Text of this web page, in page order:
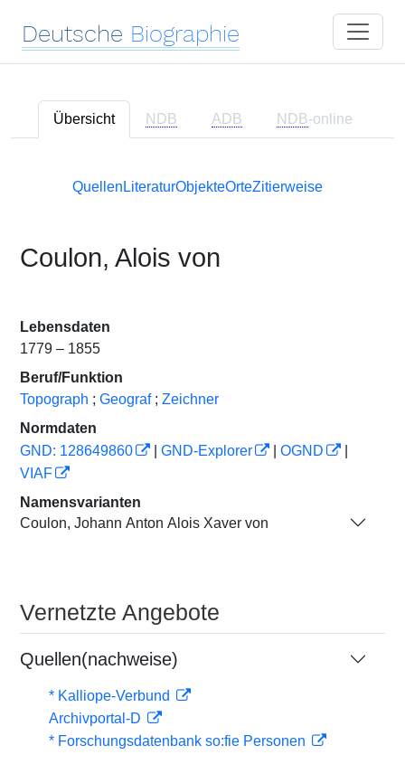
Deutsche Biographie
Übersicht NDB ADB NDB-online
Quellen LiteraturObjekteOrteZitierweise
Coulon, Alois von
Lebensdaten
1779 – 1855
Beruf/Funktion
Topograph ; Geograf ; Zeichner
Normdaten
GND: 128649860
GND-Explorer OGND
VIAF
Namensvarianten
Coulon, Johann Anton Alois Xaver von
Vernetzte Angebote
Quellen(nachweise)
* Kalliope-Verbund
Archivportal-D
* Forschungsdatenbank so:fie Personen